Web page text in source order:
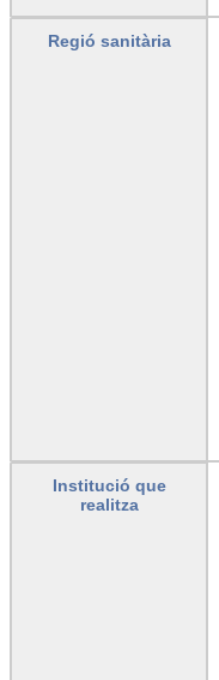
Regió sanitària
Institució que
realitza